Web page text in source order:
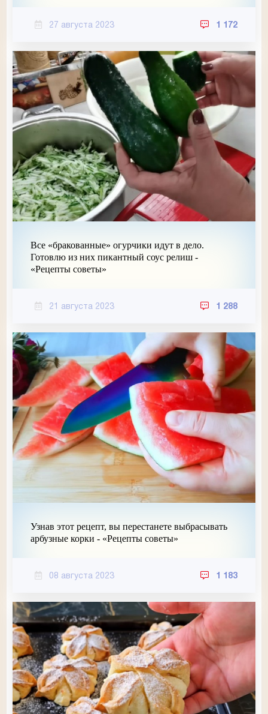
27 августа 2023 1 172
Все «бракованные» огурчики идут в дело.
Готовлю из них пикантный соус релиш -
«Рецепты советы»
21 августа 2023 1 288
Узнав этот рецепт, вы перестанете выбрасывать
арбузные корки - «Рецепты советы»
08 августа 2023 1 183